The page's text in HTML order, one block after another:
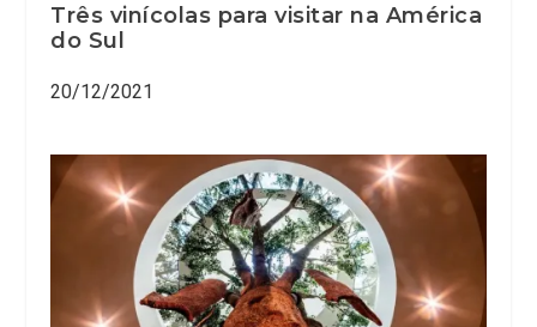
Três vinícolas para visitar na América
do Sul
20/12/2021